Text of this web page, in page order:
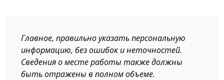
Главное, правильно указать персональную
информацию, без ошибок и неточностей.
Сведения о месте работы также должны
быть отражены в полном объеме.